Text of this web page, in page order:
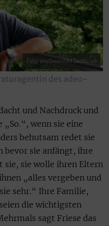
Foto: pro/Swanhild Zacharias
des adeo-
und Nachdruck und
wenn sie eine
behutsam redet sie
bevor sie anfängt, ihre
sie, sie wolle ihren Eltern
„alles vergeben und
sehr.“ Ihre Familie,
die wichtigsten
sagt Friese das